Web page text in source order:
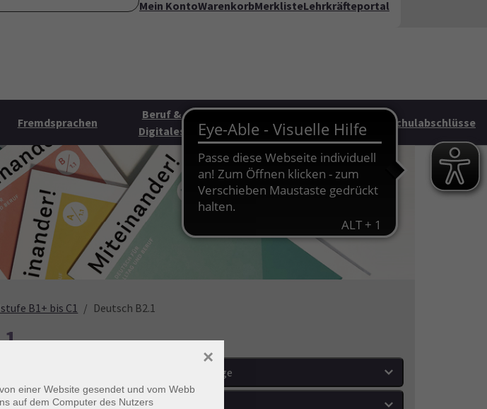
Öffnungszeiten Kontakt FAQ
Mein KontoWarenkorbMerklisteLehrkräfteportal
Fremdsprachen
Beruf &
Digitales
Junge vhs &
Familie
HAG Schulabschlüsse
B1+ bis C1 Deutsch B2.1
Wochentage
einer Website gesendet und vom Webb
auf dem Computer des Nutzers
×